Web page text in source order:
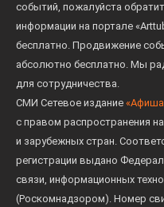
событий, пожалуйста
информации на портале
бесплатно. Продвижение
абсолютно бесплатно. Мы
для сотрудничества.
СМИ Сетевое издание «Афиша
с правом распространения
и зарубежных стран.
регистрации выдано
связи, информационных
(Роскомнадзором). Номер